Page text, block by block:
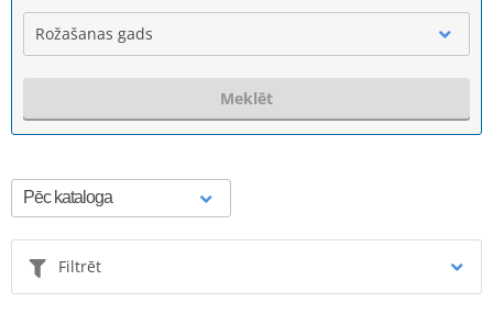
Rožašanas gads
Meklēt
Filtrēt